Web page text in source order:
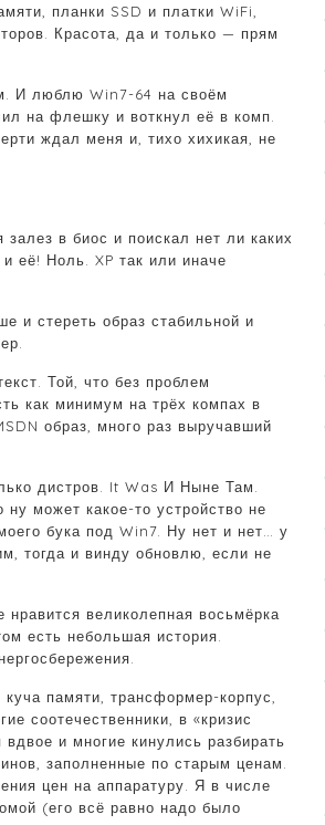
планки SSD и платки WiFi,
Красота, да и только — прям
И люблю Win7-64 на своём
на флешку и воткнул её в комп.
ждал меня и, тихо хихикая, не
в биос и поискал нет ли каких
её! Ноль. XP так или иначе
и стереть образ стабильной и
Той, что без проблем
как минимум на трёх компах в
образ, много раз выручавший
дистров. It Was И Ныне Там.
может какое-то устройство не
бука под Win7. Ну нет и нет… у
тогда и винду обновлю, если не
великолепная восьмёрка
есть небольшая история.
памяти, трансформер-корпус,
соотечественники, в «кризис
и многие кинулись разбирать
заполненные по старым ценам.
цен на аппаратуру. Я в числе
(его всё равно надо было